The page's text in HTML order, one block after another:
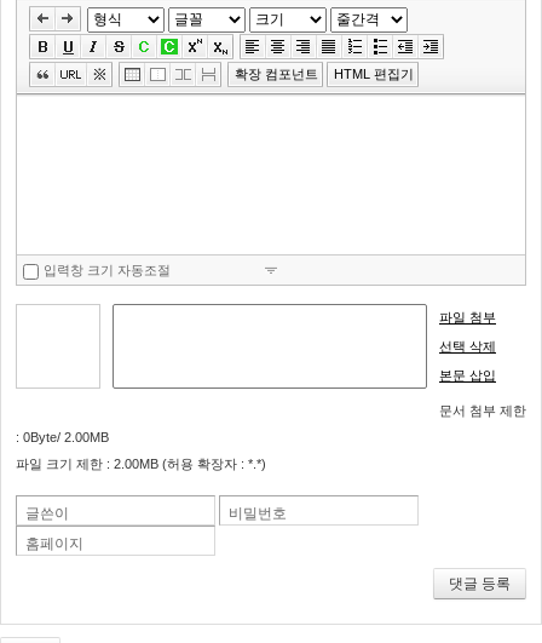
도
뛰
확장 컴포넌트 HTML 편집기
입력창 크기 자동조절
파일 첨부
선택 삭제
본문 삽입
문서 첨부 제한
: 0Byte/ 2.00MB
파일 크기 제한 : 2.00MB (허용 확장자 : *.*)
글쓴이
비밀번호
홈페이지
댓글 등록